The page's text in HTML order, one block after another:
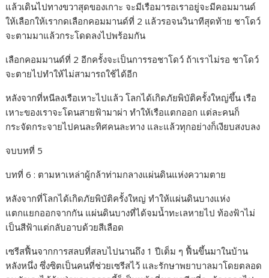
แล้วเดินไปทางขวาสุดของเกาะ จะมีเรือมารอเราอยู่จะมีคอมมานด์
ให้เลือกให้เรากดเลือกคอมมานด์ที่ 2 แล้วรอจนวินาทีสุดท้าย ชาโดว์
จะตามมาแล้วกระโดดลงไปพร้อมกัน
เลือกคอมมานด์ที่ 2 อีกครั้งจะเป็นการรอชาโดว์ ถ้าเราไม่รอ ชาโดว์
จะตายไปทำให้ไม่สามารถใช้ได้อีก
หลังจากที่หนีลงเรือเหาะไปแล้ว โลกได้เกิดภัยพิบัติครั้งใหญ่ขึ้น เรือ
เหาะของเราจะโดนสายฟ้ามาผ่า ทำให้เรือแตกออก แต่ละคนก็
กระจัดกระจายไปคนละทิศคนละทาง และแล้วทุกอย่างก็เงียบสงบลง
จบบทที่ 5
บทที่ 6 : ตามหาเหล่าผู้กล้าท่ามกลางแผ่นดินแห่งความตาย
หลังจากที่โลกได้เกิดภัยพิบัติครั้งใหญ่ ทำให้แผ่นดินบางแห่ง
แตกแยกออกจากกัน แผ่นดินบางที่ได้จมน้ำทะเลหายไป ท้องฟ้าไม่
เป็นสีฟ้าแต่กลับอาบด้วยสีเลือด
เซรีสฟื้นจากการสลบที่สลบไปนานถึง 1 ปีเต็ม ๆ ฟื้นขึ้นมาในบ้าน
หลังหนึ่ง ซึ่งซิตเป็นคนที่ช่วยเซรีสไว้ และรักษาพยาบาลมาโดยตลอด